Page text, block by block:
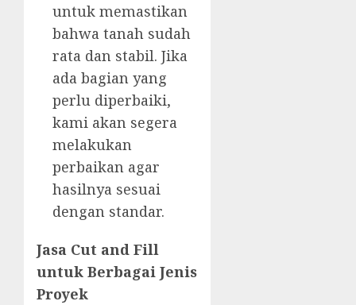
untuk memastikan
bahwa tanah sudah
rata dan stabil. Jika
ada bagian yang
perlu diperbaiki,
kami akan segera
melakukan
perbaikan agar
hasilnya sesuai
dengan standar.
Jasa Cut and Fill
untuk Berbagai Jenis
Proyek